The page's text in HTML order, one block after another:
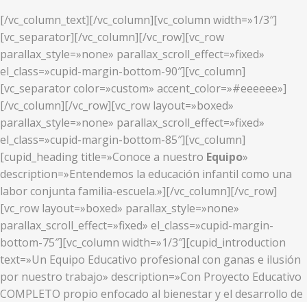
[/vc_column_text][/vc_column][vc_column width=»1/3″]
[vc_separator][/vc_column][/vc_row][vc_row
parallax_style=»none» parallax_scroll_effect=»fixed»
el_class=»cupid-margin-bottom-90″][vc_column]
[vc_separator color=»custom» accent_color=»#eeeeee»]
[/vc_column][/vc_row][vc_row layout=»boxed»
parallax_style=»none» parallax_scroll_effect=»fixed»
el_class=»cupid-margin-bottom-85″][vc_column]
[cupid_heading title=»Conoce a nuestro Equipo»
description=»Entendemos la educación infantil como una
labor conjunta familia-escuela.»][/vc_column][/vc_row]
[vc_row layout=»boxed» parallax_style=»none»
parallax_scroll_effect=»fixed» el_class=»cupid-margin-
bottom-75″][vc_column width=»1/3″][cupid_introduction
text=»Un Equipo Educativo profesional con ganas e ilusión
por nuestro trabajo» description=»Con Proyecto Educativo
COMPLETO propio enfocado al bienestar y el desarrollo de